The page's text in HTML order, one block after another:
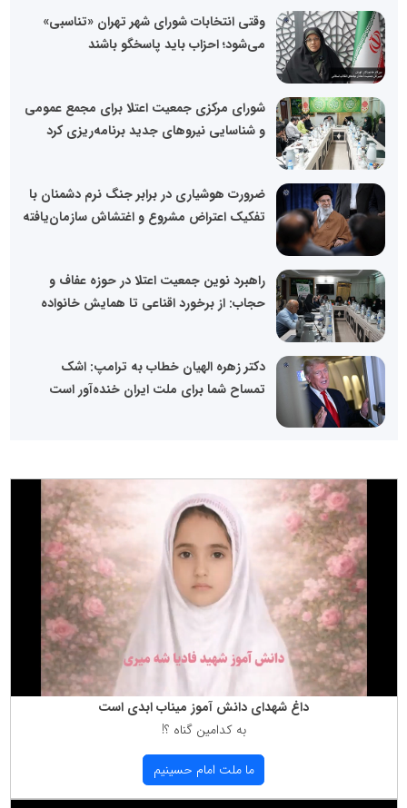
وقتی انتخابات شورای شهر تهران «تناسبی»
می‌شود؛ احزاب باید پاسخگو باشند
شورای مرکزی جمعیت اعتلا برای مجمع عمومی
و شناسایی نیروهای جدید برنامه‌ریزی کرد
ضرورت هوشیاری در برابر جنگ نرم دشمنان با
تفکیک اعتراض مشروع و اغتشاش سازمان‌یافته
راهبرد نوین جمعیت اعتلا در حوزه عفاف و
حجاب: از برخورد اقناعی تا همایش خانواده
دکتر زهره الهیان خطاب به ترامپ: اشک
تمساح شما برای ملت ایران خنده‌آور است
داغ شهدای دانش آموز میناب ابدی است
به كدامین گناه ؟!
ما ملت امام حسینیم